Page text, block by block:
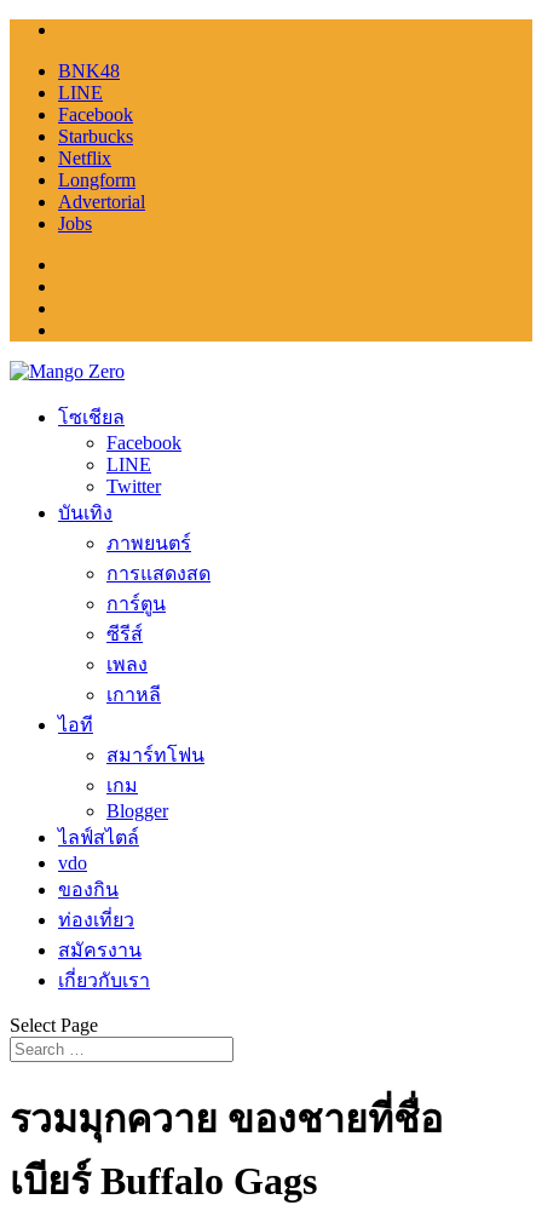
BNK48
LINE
Facebook
Starbucks
Netflix
Longform
Advertorial
Jobs
โซเชียล
Facebook
LINE
Twitter
บันเทิง
ภาพยนตร์
การแสดงสด
การ์ตูน
ซีรีส์
เพลง
เกาหลี
ไอที
สมาร์ทโฟน
เกม
Blogger
ไลฟ์สไตล์
vdo
ของกิน
ท่องเที่ยว
สมัครงาน
เกี่ยวกับเรา
Select Page
รวมมุกควาย ของชายที่ชื่อ
เบียร์ Buffalo Gags